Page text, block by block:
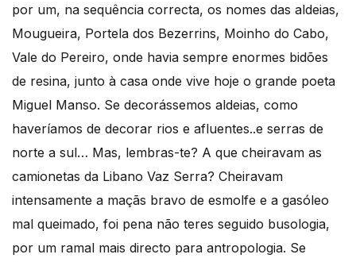
por um, na sequência correcta, os nomes das aldeias,
Mougueira, Portela dos Bezerrins, Moinho do Cabo,
Vale do Pereiro, onde havia sempre enormes bidões
de resina, junto à casa onde vive hoje o grande poeta
Miguel Manso. Se decorássemos aldeias, como
haveríamos de decorar rios e afluentes..e serras de
norte a sul… Mas, lembras-te? A que cheiravam as
camionetas da Libano Vaz Serra? Cheiravam
intensamente a maçãs bravo de esmolfe e a gasóleo
mal queimado, foi pena não teres seguido busologia,
por um ramal mais directo para antropologia. Se